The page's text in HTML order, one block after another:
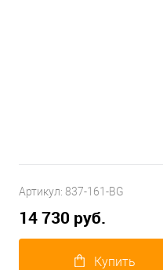
Артикул: 837-161-BG
14 730 руб.
Купить